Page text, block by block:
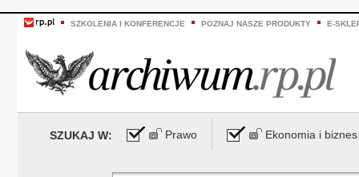
SZKOLENIA I KONFERENCJE POZNAJ NASZE PRODUKTY E-
SZUKAJ W: Prawo Ekonomia i biznes